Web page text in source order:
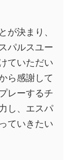
が決まり、
パルスユー
ていただい
ら感謝して
レーするチ
し、エスパ
ていきたい